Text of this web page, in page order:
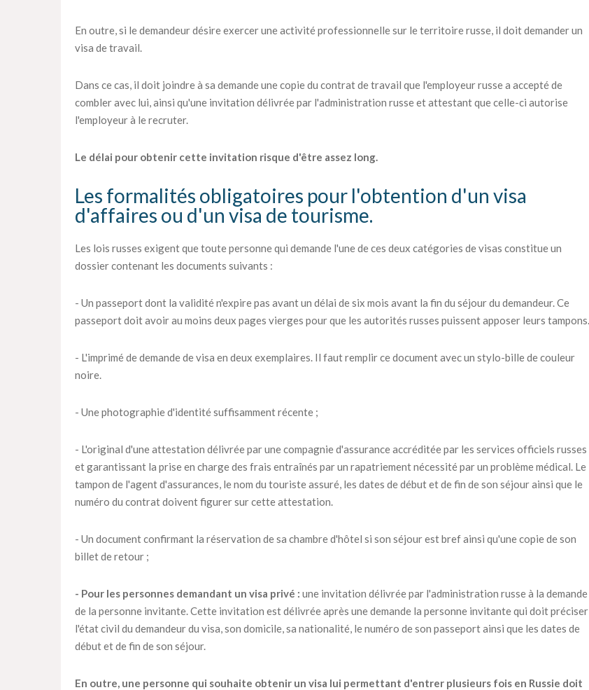
En outre, si le demandeur désire exercer une activité professionnelle sur le territoire russe, il doit demander un
visa de travail.
Dans ce cas, il doit joindre à sa demande une copie du contrat de travail que l'employeur russe a accepté de
combler avec lui, ainsi qu'une invitation délivrée par l'administration russe et attestant que celle-ci autorise
l'employeur à le recruter.
Le délai pour obtenir cette invitation risque d'être assez long.
Les formalités obligatoires pour l'obtention d'un visa
d'affaires ou d'un visa de tourisme.
Les lois russes exigent que toute personne qui demande l'une de ces deux catégories de visas constitue un
dossier contenant les documents suivants :
- Un passeport dont la validité n'expire pas avant un délai de six mois avant la fin du séjour du demandeur. Ce
passeport doit avoir au moins deux pages vierges pour que les autorités russes puissent apposer leurs tampons.
- L'imprimé de demande de visa en deux exemplaires. Il faut remplir ce document avec un stylo-bille de couleur
noire.
- Une photographie d'identité suffisamment récente ;
- L'original d'une attestation délivrée par une compagnie d'assurance accréditée par les services officiels russes
et garantissant la prise en charge des frais entraînés par un rapatriement nécessité par un problème médical. Le
tampon de l'agent d'assurances, le nom du touriste assuré, les dates de début et de fin de son séjour ainsi que le
numéro du contrat doivent figurer sur cette attestation.
- Un document confirmant la réservation de sa chambre d'hôtel si son séjour est bref ainsi qu'une copie de son
billet de retour ;
- Pour les personnes demandant un visa privé : une invitation délivrée par l'administration russe à la demande
de la personne invitante. Cette invitation est délivrée après une demande la personne invitante qui doit préciser
l'état civil du demandeur du visa, son domicile, sa nationalité, le numéro de son passeport ainsi que les dates de
début et de fin de son séjour.
En outre, une personne qui souhaite obtenir un visa lui permettant d'entrer plusieurs fois en Russie doit